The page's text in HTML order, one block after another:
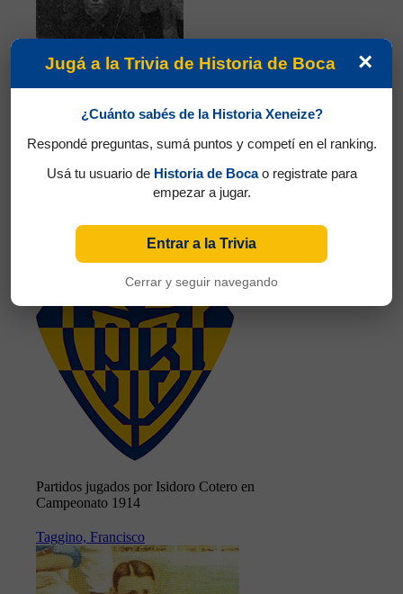
Partidos jugados por Donato Oberdán
Cotero, Isidoro
Partidos jugados por Isidoro Cotero en
Campeonato 1914
Taggino, Francisco
×
Jugá a la Trivia de Historia de Boca
¿Cuánto sabés de la Historia Xeneize?
Respondé preguntas, sumá puntos y competí en el ranking.
Usá tu usuario de Historia de Bocao registrate para
empezar a jugar.
Entrar a la Trivia
Cerrar y seguir navegando